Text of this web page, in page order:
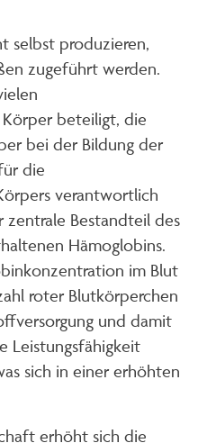
selbst produzieren,
zugeführt werden.
beteiligt, die
bei der Bildung der
die
verantwortlich
zentrale Bestandteil des
Hämoglobins.
im Blut
roter Blutkörperchen
und damit
Leistungsfähigkeit
sich in einer erhöhten
erhöht sich die